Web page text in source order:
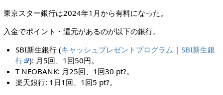
東京スター銀行は2024年1月から有料になった。
入金でポイント・還元があるのが以下の銀行。
SBI新生銀行 (キャッシュプレゼントプログラム | SBI新生銀
行
): 月5回、1回50円。
T NEOBANK: 月25回、1回30 pt?。
楽天銀行: 1日1回、1回5 pt?。